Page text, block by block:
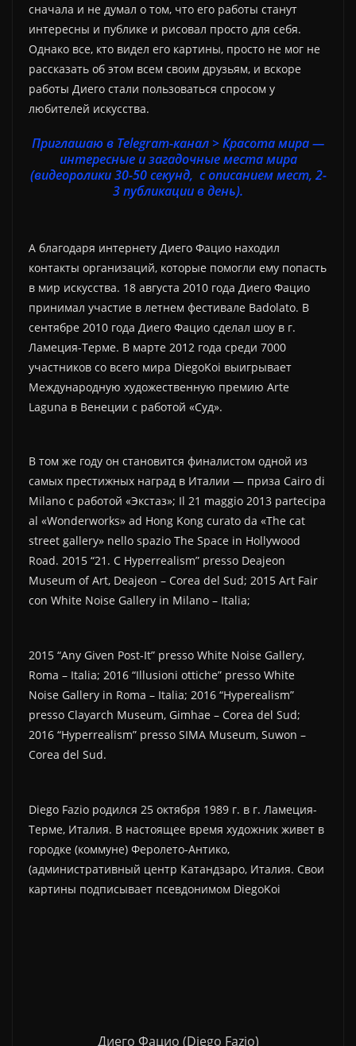
сначала и не думал о том, что его работы станут
интересны и публике и рисовал просто для себя.
Однако все, кто видел его картины, просто не мог не
рассказать об этом всем своим друзьям, и вскоре
работы Диего стали пользоваться спросом у
любителей искусства.
Приглашаю в Telegram-канал > Красота мира —
интересные и загадочные места мира
(видеоролики 30-50 секунд, с описанием мест, 2-
3 публикации в день).
А благодаря интернету Диего Фацио находил
контакты организаций, которые помогли ему попасть
в мир искусства. 18 августа 2010 года Диего Фацио
принимал участие в летнем фестивале Badolato. В
сентябре 2010 года Диего Фацио сделал шоу в г.
Ламеция-Терме. В марте 2012 года среди 7000
участников со всего мира DiegoKoi выигрывает
Международную художественную премию Arte
Laguna в Венеции с работой «Суд».
В том же году он становится финалистом одной из
самых престижных наград в Италии — приза Cairo di
Milano с работой «Экстаз»; Il 21 maggio 2013 partecipa
al «Wonderworks» ad Hong Kong curato da «The cat
street gallery» nello spazio The Space in Hollywood
Road. 2015 “21. C Hyperrealism” presso Deajeon
Museum of Art, Deajeon – Corea del Sud; 2015 Art Fair
con White Noise Gallery in Milano – Italia;
2015 “Any Given Post-It” presso White Noise Gallery,
Roma – Italia; 2016 “Illusioni ottiche” presso White
Noise Gallery in Roma – Italia; 2016 “Hyperealism”
presso Clayarch Museum, Gimhae – Corea del Sud;
2016 “Hyperrealism” presso SIMA Museum, Suwon –
Corea del Sud.
Diego Fazio родился 25 октября 1989 г. в г. Ламеция-
Терме, Италия. В настоящее время художник живет в
городке (коммуне) Феролето-Антико,
(административный центр Катандзаро, Италия. Свои
картины подписывает псевдонимом DiegoKoi
Диего Фацио (Diego Fazio)